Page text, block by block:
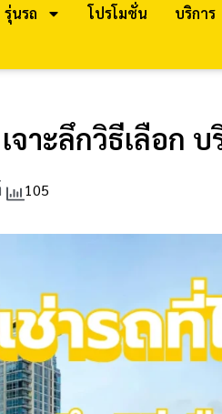
รุ่นรถ โปรโมชั่น บริการ
จาะลึกวิธีเลือก
105